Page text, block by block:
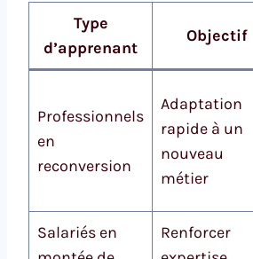
Type
d’apprenant
Objectif
Professionnels
en
reconversion
Adaptation
rapide à un
nouveau
métier
Salariés en
Renforcer